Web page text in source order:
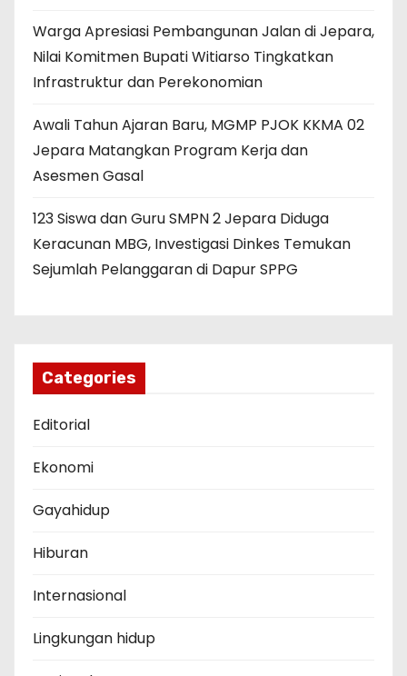
Warga Apresiasi Pembangunan Jalan di Jepara,
Nilai Komitmen Bupati Witiarso Tingkatkan
Infrastruktur dan Perekonomian
Awali Tahun Ajaran Baru, MGMP PJOK KKMA 02
Jepara Matangkan Program Kerja dan
Asesmen Gasal
123 Siswa dan Guru SMPN 2 Jepara Diduga
Keracunan MBG, Investigasi Dinkes Temukan
Sejumlah Pelanggaran di Dapur SPPG
Categories
Editorial
Ekonomi
Gayahidup
Hiburan
Internasional
Lingkungan hidup